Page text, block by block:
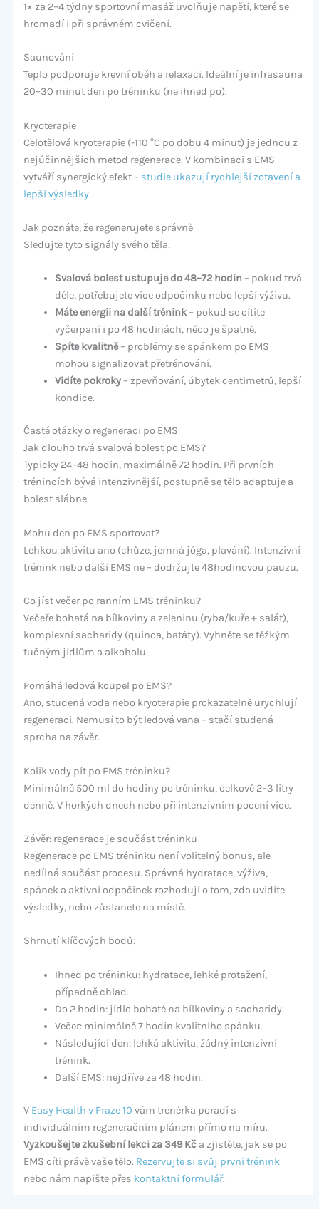
1× za 2–4 týdny sportovní masáž uvolňuje napětí, které se
hromadí i při správném cvičení.
Saunování
Teplo podporuje krevní oběh a relaxaci. Ideální je infrasauna
20–30 minut den po tréninku (ne ihned po).
Kryoterapie
Celotělová kryoterapie (-110 °C po dobu 4 minut) je jednou z
nejúčinnějších metod regenerace. V kombinaci s EMS
vytváří synergický efekt – studie ukazují rychlejší zotavení a
lepší výsledky.
Jak poznáte, že regenerujete správně
Sledujte tyto signály svého těla:
Svalová bolest ustupuje do 48–72 hodin – pokud trvá
déle, potřebujete více odpočinku nebo lepší výživu.
Máte energii na další trénink– pokud se cítíte
vyčerpaní i po 48 hodinách, něco je špatně.
Spíte kvalitně– problémy se spánkem po EMS
mohou signalizovat přetrénování.
Vidíte pokroky– zpevňování, úbytek centimetrů, lepší
kondice.
Časté otázky o regeneraci po EMS
Jak dlouho trvá svalová bolest po EMS?
Typicky 24–48 hodin, maximálně 72 hodin. Při prvních
trénincích bývá intenzivnější, postupně se tělo adaptuje a
bolest slábne.
Mohu den po EMS sportovat?
Lehkou aktivitu ano (chůze, jemná jóga, plavání). Intenzivní
trénink nebo další EMS ne – dodržujte 48hodinovou pauzu.
Co jíst večer po ranním EMS tréninku?
Večeře bohatá na bílkoviny a zeleninu (ryba/kuře + salát),
komplexní sacharidy (quinoa, batáty). Vyhněte se těžkým
tučným jídlům a alkoholu.
Pomáhá ledová koupel po EMS?
Ano, studená voda nebo kryoterapie prokazatelně urychlují
regeneraci. Nemusí to být ledová vana – stačí studená
sprcha na závěr.
Kolik vody pít po EMS tréninku?
Minimálně 500 ml do hodiny po tréninku, celkově 2–3 litry
denně. V horkých dnech nebo při intenzivním pocení více.
Závěr: regenerace je součást tréninku
Regenerace po EMS tréninku není volitelný bonus, ale
nedílná součást procesu. Správná hydratace, výživa,
spánek a aktivní odpočinek rozhodují o tom, zda uvidíte
výsledky, nebo zůstanete na místě.
Shrnutí klíčových bodů:
Ihned po tréninku: hydratace, lehké protažení,
případně chlad.
Do 2 hodin: jídlo bohaté na bílkoviny a sacharidy.
Večer: minimálně 7 hodin kvalitního spánku.
Následující den: lehká aktivita, žádný intenzivní
trénink.
Další EMS: nejdříve za 48 hodin.
V Easy Health v Praze 10 vám trenérka poradí s
individuálním regeneračním plánem přímo na míru.
Vyzkoušejte zkušební lekci za 349 Kča zjistěte, jak se po
EMS cítí právě vaše tělo. Rezervujte si svůj první trénink
nebo nám napište přes kontaktní formulář.